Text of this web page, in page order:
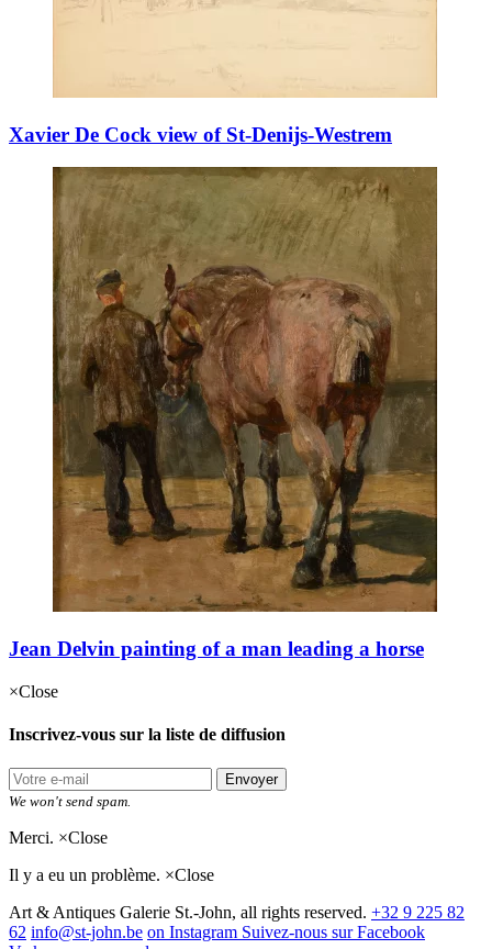
​Xavier De Cock view of St-Denijs-Westrem
Jean Delvin painting of a man leading a horse
×Close
Inscrivez-vous sur la liste de diffusion
Envoyer
We won't send spam.
Merci. ×Close
Il y a eu un problème. ×Close
Art & Antiques Galerie St.-John, all rights reserved. +32 9 225 82
62 info@st-john.be on Instagram Suivez-nous sur Facebook